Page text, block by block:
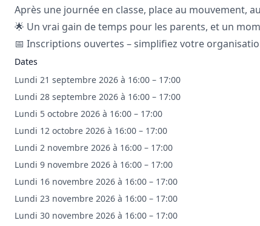
Après une journée en classe, place au mouvement,
🌟 Un vrai gain de temps pour les parents, et un
📅 Inscriptions ouvertes – simplifiez votre
Dates
Lundi 21 septembre 2026 à 16:00 – 17:00
Lundi 28 septembre 2026 à 16:00 – 17:00
Lundi 5 octobre 2026 à 16:00 – 17:00
Lundi 12 octobre 2026 à 16:00 – 17:00
Lundi 2 novembre 2026 à 16:00 – 17:00
Lundi 9 novembre 2026 à 16:00 – 17:00
Lundi 16 novembre 2026 à 16:00 – 17:00
Lundi 23 novembre 2026 à 16:00 – 17:00
Lundi 30 novembre 2026 à 16:00 – 17:00